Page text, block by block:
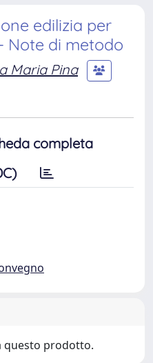
edilizia per
Note di metodo
Maria Pina
completa
questo prodotto.